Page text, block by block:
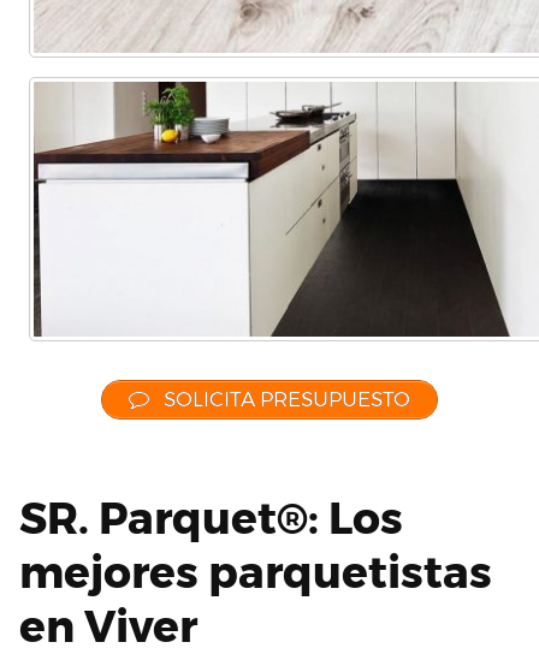
SOLICITA PRESUPUESTO
SR. Parquet®: Los
mejores parquetistas
en Viver